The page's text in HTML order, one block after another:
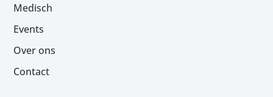
Medisch
Events
Over ons
Contact